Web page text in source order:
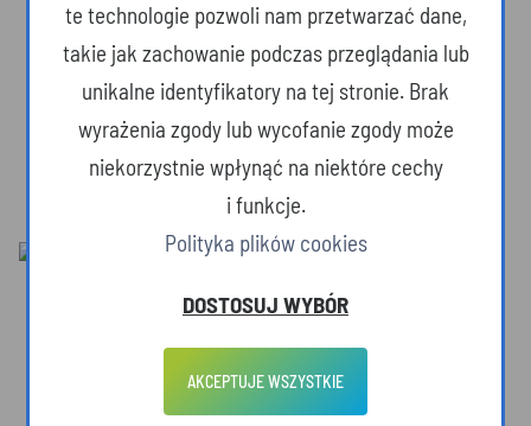
Dzika przyroda
te technologie pozwoli nam przetwarzać dane,
takie jak zachowanie podczas przeglądania lub
unikalne identyfikatory na tej stronie. Brak
wyrażenia zgody lub wycofanie zgody może
niekorzystnie wpłynąć na niektóre cechy
i funkcje.
Polityka plików cookies
DOSTOSUJ WYBÓR
AKCEPTUJE WSZYSTKIE